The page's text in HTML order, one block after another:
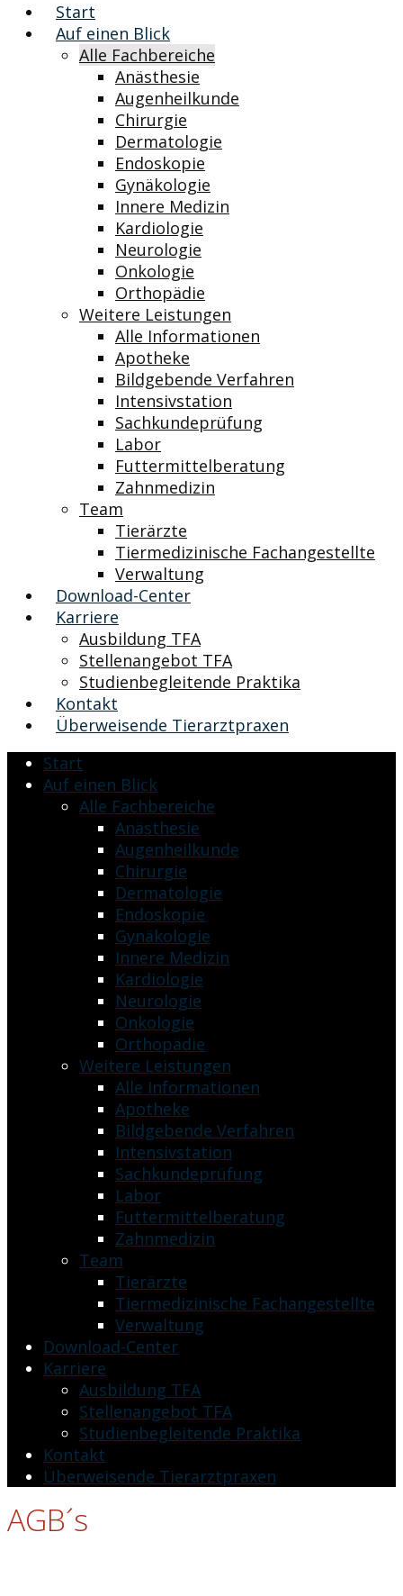
Start
Auf einen Blick
Alle Fachbereiche
Anästhesie
Augenheilkunde
Chirurgie
Dermatologie
Endoskopie
Gynäkologie
Innere Medizin
Kardiologie
Neurologie
Onkologie
Orthopädie
Weitere Leistungen
Alle Informationen
Apotheke
Bildgebende Verfahren
Intensivstation
Sachkundeprüfung
Labor
Futtermittelberatung
Zahnmedizin
Team
Tierärzte
Tiermedizinische Fachangestellte
Verwaltung
Download-Center
Karriere
Ausbildung TFA
Stellenangebot TFA
Studienbegleitende Praktika
Kontakt
Überweisende Tierarztpraxen
Start
Auf einen Blick
Alle Fachbereiche
Anästhesie
Augenheilkunde
Chirurgie
Dermatologie
Endoskopie
Gynäkologie
Innere Medizin
Kardiologie
Neurologie
Onkologie
Orthopädie
Weitere Leistungen
Alle Informationen
Apotheke
Bildgebende Verfahren
Intensivstation
Sachkundeprüfung
Labor
Futtermittelberatung
Zahnmedizin
Team
Tierärzte
Tiermedizinische Fachangestellte
Verwaltung
Download-Center
Karriere
Ausbildung TFA
Stellenangebot TFA
Studienbegleitende Praktika
Kontakt
Überweisende Tierarztpraxen
AGB´s